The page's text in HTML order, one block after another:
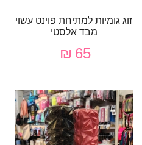
זוג גומיות למתיחת פוינט עשוי
מבד אלסטי
65 ₪